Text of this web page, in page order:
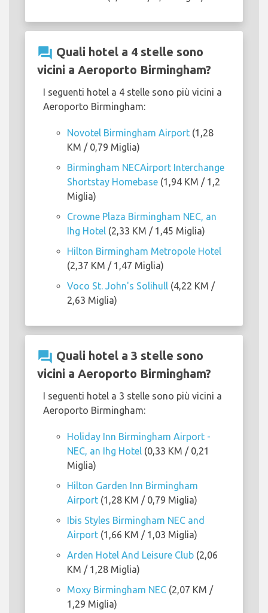
question_answer Quali hotel a 4 stelle sono
vicini a Aeroporto Birmingham?
I seguenti hotel a 4 stelle sono più vicini a
Aeroporto Birmingham:
Novotel Birmingham Airport (1,28
KM / 0,79 Miglia)
Birmingham NECAirport Interchange
Shortstay Homebase (1,94 KM / 1,2
Miglia)
Crowne Plaza Birmingham NEC, an
Ihg Hotel (2,33 KM / 1,45 Miglia)
Hilton Birmingham Metropole Hotel
(2,37 KM / 1,47 Miglia)
Voco St. John's Solihull (4,22 KM /
2,63 Miglia)
question_answer Quali hotel a 3 stelle sono
vicini a Aeroporto Birmingham?
I seguenti hotel a 3 stelle sono più vicini a
Aeroporto Birmingham:
Holiday Inn Birmingham Airport -
NEC, an Ihg Hotel (0,33 KM / 0,21
Miglia)
Hilton Garden Inn Birmingham
Airport (1,28 KM / 0,79 Miglia)
Ibis Styles Birmingham NEC and
Airport (1,66 KM / 1,03 Miglia)
Arden Hotel And Leisure Club (2,06
KM / 1,28 Miglia)
Moxy Birmingham NEC (2,07 KM /
1,29 Miglia)